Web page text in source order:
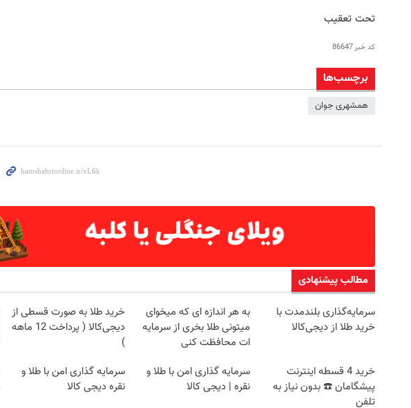
تحت تعقیب
کد خبر86647
برچسب‌ها
همشهری جوان
مطالب پیشنهادی
سرمایه‌گذاری بلندمدت با
خرید طلا از دیجی‌کالا
به هر اندازه ای که میخوای
میتونی طلا بخری از سرمایه
ات محافظت کنی
خرید طلا به صورت قسطی از
دیجی‌کالا ( پرداخت 12 ماهه
)
خرید 4 قسطه اینترنت
پیشگامان ☎️ بدون نیاز به
تلفن
سرمایه گذاری امن با طلا و
نقره | دیجی کالا
سرمایه گذاری امن با طلا و
نقره دیجی کالا